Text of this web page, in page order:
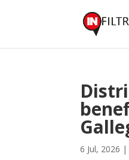
6 Jul, 2026 |